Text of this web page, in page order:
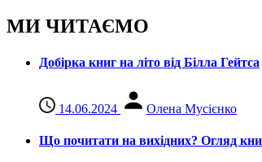
МИ ЧИТАЄМО
Добірка книг на літо від Білла Гейтса
14.06.2024 Олена Мусієнко
Що почитати на вихідних? Огляд